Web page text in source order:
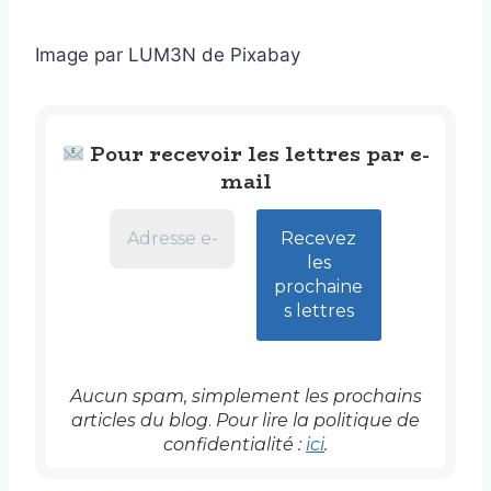
Image par LUM3N de Pixabay
Pour recevoir les lettres par e-
mail
Aucun spam, simplement les prochains
articles du blog. Pour lire la politique de
confidentialité : ici.